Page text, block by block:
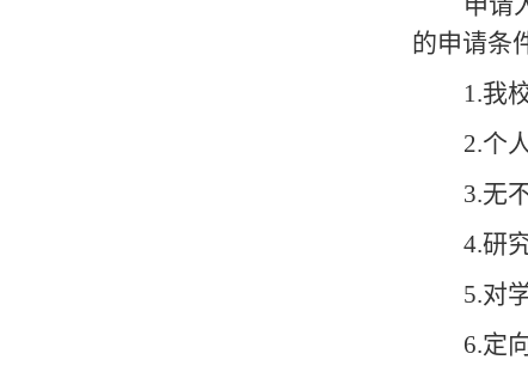
的申请条
1.我
2.个
3.无
4.研
5.对
6.定